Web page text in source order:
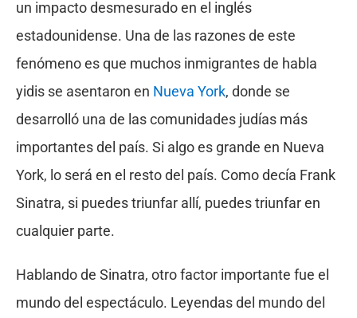
un impacto desmesurado en el inglés
estadounidense. Una de las razones de este
fenómeno es que muchos inmigrantes de habla
yidis se asentaron en Nueva York, donde se
desarrolló una de las comunidades judías más
importantes del país. Si algo es grande en Nueva
York, lo será en el resto del país. Como decía Frank
Sinatra, si puedes triunfar allí, puedes triunfar en
cualquier parte.
Hablando de Sinatra, otro factor importante fue el
mundo del espectáculo. Leyendas del mundo del